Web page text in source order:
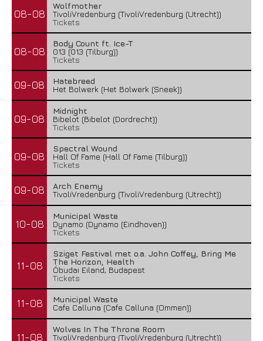
08-08
Wolfmother
TivoliVredenburg (TivoliVredenburg (Utrecht))
Tickets
08-08
Body Count ft. Ice-T
013 (013 (Tilburg))
Tickets
09-08
Hatebreed
Het Bolwerk (Het Bolwerk (Sneek))
09-08
Midnight
Bibelot (Bibelot (Dordrecht))
Tickets
09-08
Spectral Wound
Hall Of Fame (Hall Of Fame (Tilburg))
Tickets
09-08
Arch Enemy
TivoliVredenburg (TivoliVredenburg (Utrecht))
10-08
Municipal Waste
Dynamo (Dynamo (Eindhoven))
Tickets
11-08
Sziget Festival met o.a. John Coffey, Bring Me
The Horizon, Health
Óbudai Eiland, Budapest
Tickets
11-08
Municipal Waste
Cafe Calluna (Cafe Calluna (Ommen))
11-08
Wolves In The Throne Room
TivoliVredenburg (TivoliVredenburg (Utrecht))